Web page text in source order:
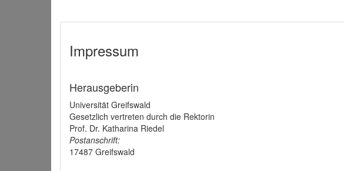
Impressum
Herausgeberin
Universität Greifswald
Gesetzlich vertreten durch die Rektorin
Prof. Dr. Katharina Riedel
Postanschrift:
17487 Greifswald